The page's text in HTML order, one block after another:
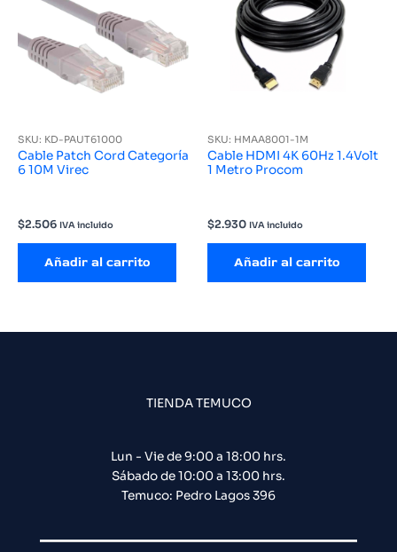
SKU: KD-PAUT61000
Cable Patch Cord Categoría
6 10M Virec
$2.506 IVA incluido
Añadir al carrito
SKU: HMAA8001-1M
Cable HDMI 4K 60Hz 1.4Volt
1 Metro Procom
$2.930 IVA incluido
Añadir al carrito
TIENDA TEMUCO
Lun - Vie de 9:00 a 18:00 hrs.
Sábado de 10:00 a 13:00 hrs.
Temuco: Pedro Lagos 396